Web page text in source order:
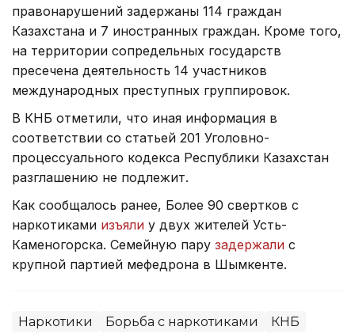
правонарушений задержаны 114 граждан
Казахстана и 7 иностранных граждан. Кроме того,
на территории сопредельных государств
пресечена деятельность 14 участников
международных преступных группировок.
В КНБ отметили, что иная информация в
соответствии со статьей 201 Уголовно-
процессуального кодекса Республики Казахстан
разглашению не подлежит.
Как сообщалось ранее, Более 90 свертков с
наркотиками изъяли у двух жителей Усть-
Каменогорска. Семейную пару задержали с
крупной партией мефедрона в Шымкенте.
Наркотики Борьба с наркотиками КНБ